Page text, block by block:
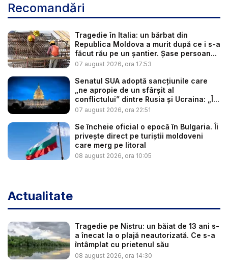
Recomandări
Tragedie în Italia: un bărbat din
Republica Moldova a murit după ce i s-a
făcut rău pe un șantier. Șase persoan...
07 august 2026, ora 17:53
Senatul SUA adoptă sancțiunile care
„ne apropie de un sfârșit al
conflictului” dintre Rusia și Ucraina: „Î...
07 august 2026, ora 22:51
Se încheie oficial o epocă în Bulgaria. Îi
privește direct pe turiștii moldoveni
care merg pe litoral
08 august 2026, ora 10:05
Actualitate
Tragedie pe Nistru: un băiat de 13 ani s-
a înecat la o plajă neautorizată. Ce s-a
întâmplat cu prietenul său
08 august 2026, ora 14:30